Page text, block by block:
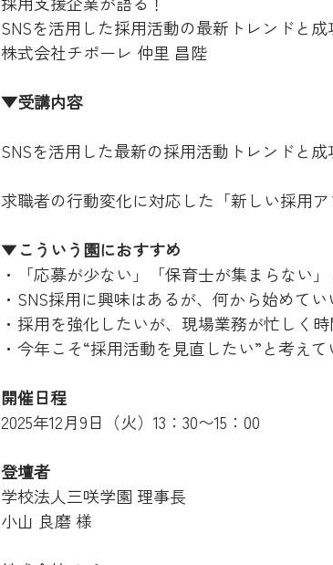
SNSを活用した採用活動の最新トレンドと成
株式会社チポーレ 仲里 昌陛
▼受講内容
SNSを活用した最新の採用活動トレンドと
求職者の行動変化に対応した「新しい採用
▼こういう園におすすめ
・「応募が少ない」「保育士が集まらない
・SNS採用に興味はあるが、何から始めて
・採用を強化したいが、現場業務が忙しく
・今年こそ“採用活動を見直したい”と考えて
開催日程
2025年12月9日（火）13：30〜15：00
登壇者
学校法人三咲学園 理事長
小山 良磨 様